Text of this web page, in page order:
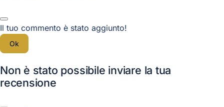
Il tuo commento è stato aggiunto!
Ok
Non è stato possibile inviare la tua
recensione